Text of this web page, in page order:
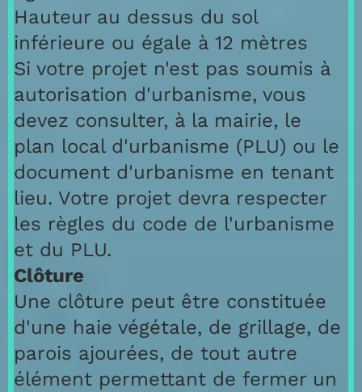
Hauteur au dessus du sol
inférieure ou égale à 12 mètres
Si votre projet n'est pas soumis à
autorisation d'urbanisme, vous
devez consulter, à la mairie, le
plan local d'urbanisme (PLU) ou le
document d'urbanisme en tenant
lieu. Votre projet devra respecter
les règles du code de l'urbanisme
et du PLU.
Clôture
Une clôture peut être constituée
d'une haie végétale, de grillage, de
parois ajourées, de tout autre
élément permettant de fermer un